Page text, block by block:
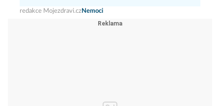
redakce Mojezdravi.czNemoci